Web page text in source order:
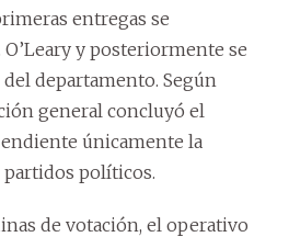
entregas se
O’Leary y posteriormente se
departamento. Según
general concluyó el
únicamente la
partidos políticos.
de votación, el operativo